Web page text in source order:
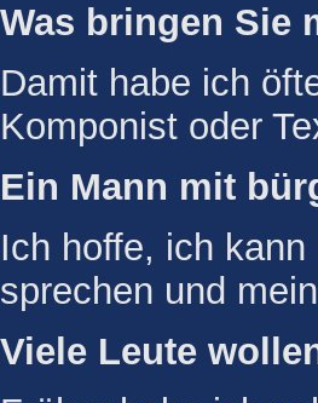
Was bringen Sie
Damit habe ich
Komponist oder
Ein Mann mit
Ich hoffe, ich
sprechen und
Viele Leute